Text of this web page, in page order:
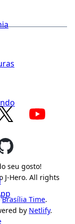
seu gosto!
J-Hero. All rights
Brasília Time.
by Netlify.